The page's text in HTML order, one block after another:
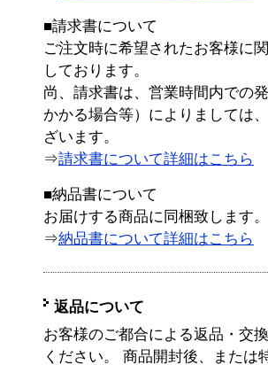
■請求書について
ご注文時に希望されたお客様に
しております。
尚、請求書は、営業時間内での
かかる場合等）によりましては
ざいます。
⇒請求書について詳細はこちら
■納品書について
お届けする商品に同梱致します。
⇒納品書について詳細はこちら
返品について
お客様のご都合による返品・交
ください。 商品開封後、または